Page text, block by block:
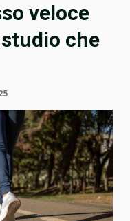
veloce
che